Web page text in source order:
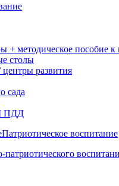
+ методическое пособие
столы
развития
сада
I ПДД
Патриотическое воспитание